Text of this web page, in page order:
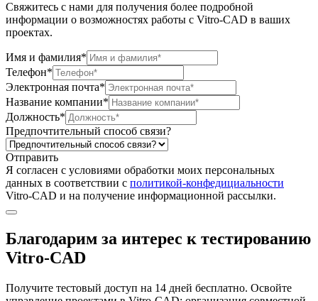
Свяжитесь с нами для получения более подробной
информации о возможностях работы с Vitro-CAD в ваших
проектах.
Имя и фамилия*
Телефон*
Электронная почта*
Название компании*
Должность*
Предпочтительный способ связи?
Отправить
Я согласен c условиями обработки моих персональных
данных в соответствии с политикой-конфедициальности
Vitro-CAD и на получение информационной рассылки.
Благодарим за интерес к тестированию
Vitro-CAD
Получите тестовый доступ на 14 дней бесплатно. Освойте